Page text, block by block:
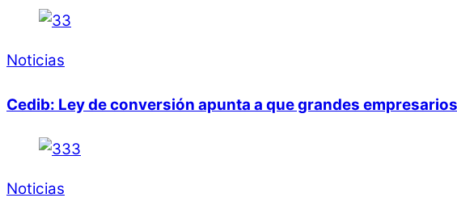
Noticias
Cedib: Ley de conversión apunta a que grandes
Noticias